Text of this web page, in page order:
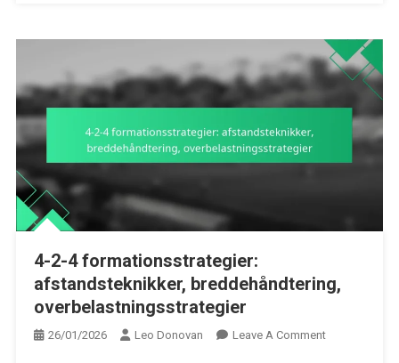
4-2-4 formationsstrategier:
afstandsteknikker, breddehåndtering,
overbelastningsstrategier
26/01/2026 Leo Donovan Leave A CommentOn